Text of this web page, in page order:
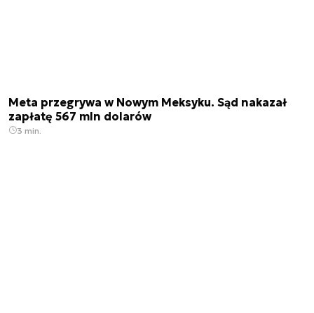
Meta przegrywa w Nowym Meksyku. Sąd nakazał
zapłatę 567 mln dolarów
3 min.